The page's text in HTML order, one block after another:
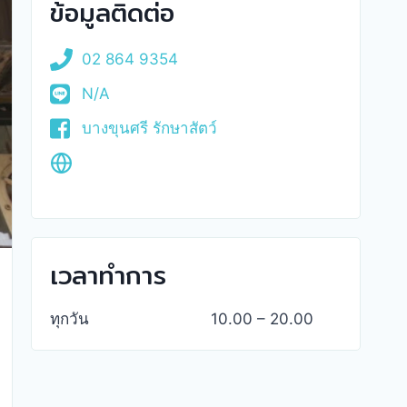
ข้อมูลติดต่อ
02 864 9354
N/A
บางขุนศรี รักษาสัตว์
เวลาทำการ
ทุกวัน 10.00 – 20.00